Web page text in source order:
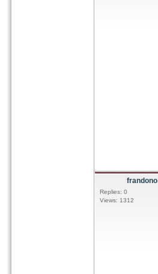
frandono
Replies: 0
Views: 1312